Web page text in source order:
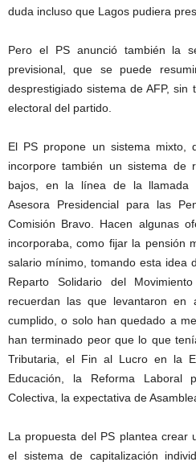
duda incluso que Lagos pudiera
Pero el PS anunció también la
previsional, que se puede
desprestigiado sistema de AFP,
electoral del partido.
El PS propone un sistema mixto,
incorpore también un sistema de
bajos, en la línea de la llamada
Asesora Presidencial para las
Comisión Bravo. Hacen algunas
incorporaba, como fijar la pensión
salario mínimo, tomando esta idea
Reparto Solidario del
recuerdan las que levantaron
cumplido, o solo han quedado a
han terminado peor que lo que
Tributaria, el Fin al Lucro en la
Educación, la Reforma Laboral
Colectiva, la expectativa de
La propuesta del PS plantea crear
el sistema de capitalización